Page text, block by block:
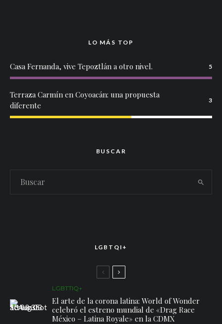
LO MÁS TOP
Casa Fernanda, vive Tepoztlán a otro nivel. 5
Terraza Carmín en Coyoacán: una propuesta
diferente
3
BUSCAR
LGBTQI+
LGBTTIQ+
El arte de la corona latina: World of Wonder
celebró el estreno mundial de «Drag Race
México – Latina Royale» en la CDMX